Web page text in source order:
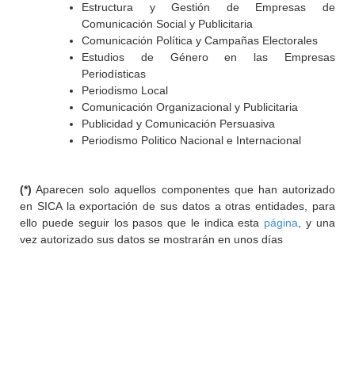
Estructura y Gestión de Empresas de
Comunicación Social y Publicitaria
Comunicación Política y Campañas Electorales
Estudios de Género en las Empresas
Periodísticas
Periodismo Local
Comunicación Organizacional y Publicitaria
Publicidad y Comunicación Persuasiva
Periodismo Politico Nacional e Internacional
(*) Aparecen solo aquellos componentes que han autorizado
en SICA la exportación de sus datos a otras entidades, para
ello puede seguir los pasos que le indica esta página , y una
vez autorizado sus datos se mostrarán en unos días